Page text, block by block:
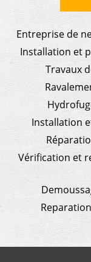
Entreprise de
Installation et
Travaux
Installation
Vérification et